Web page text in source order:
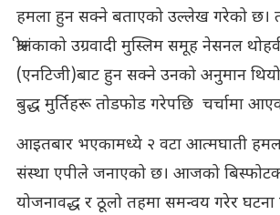
हमला हुन सक्ने बताएको उल्लेख गरेको छ।
श्रीलंकाको उग्रवादी मुस्लिम समूह नेसनल
(एनटिजी)बाट हुन सक्ने उनको अनुमान
बुद्ध मुर्तिहरू तोडफोड गरेपछि चर्चामा
आइतबार भएकामध्ये २ वटा आत्मघाती
संस्था एपीले जनाएको छ। आजको बिस्फोटको
योजनावद्ध र ठूलो तहमा समन्वय गरेर घटना